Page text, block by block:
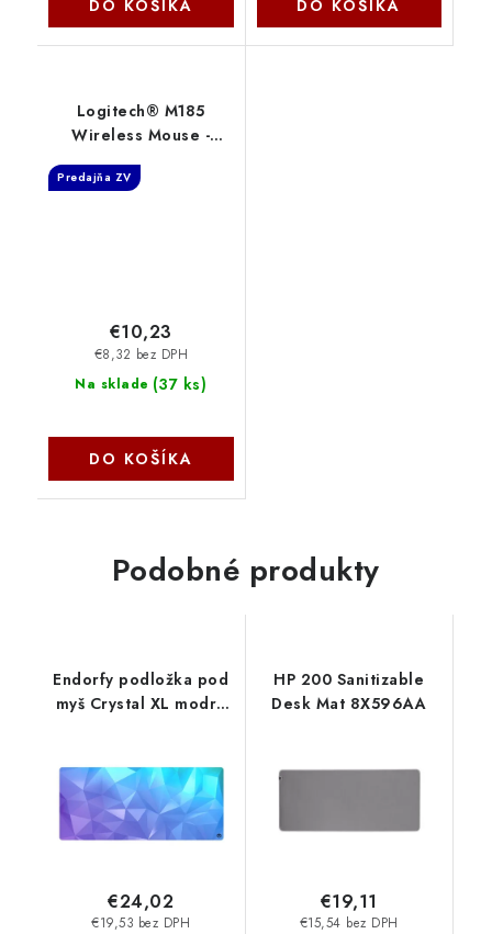
DO KOŠÍKA DO KOŠÍKA
Logitech® M185
Wireless Mouse -
002235
Predajňa ZV
Na sklade (37 ks)
€8,32 bez DPH
€10,23
DO KOŠÍKA
Podobné produkty
Endorfy podložka pod
myš Crystal XL modrá
€19,53 bez DPH
€24,02
HP 200 Sanitizable
Desk Mat 8X596AA
€15,54 bez DPH
€19,11